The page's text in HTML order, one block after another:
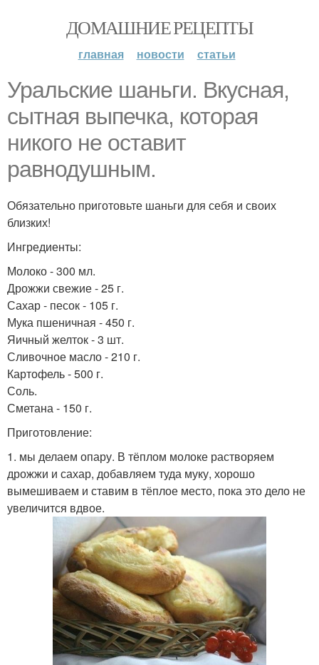
ДОМАШНИЕ РЕЦЕПТЫ
главная новости статьи
Уральские шаньги. Вкусная,
сытная выпечка, которая
никого не оставит
равнодушным.
Обязательно приготовьте шаньги для себя и своих
близких!
Ингредиенты:
Молоко - 300 мл.
Дрожжи свежие - 25 г.
Сахар - песок - 105 г.
Мука пшеничная - 450 г.
Яичный желток - 3 шт.
Сливочное масло - 210 г.
Картофель - 500 г.
Соль.
Сметана - 150 г.
Приготовление:
1. мы делаем опару. В тёплом молоке растворяем
дрожжи и сахар, добавляем туда муку, хорошо
вымешиваем и ставим в тёплое место, пока это дело не
увеличится вдвое.